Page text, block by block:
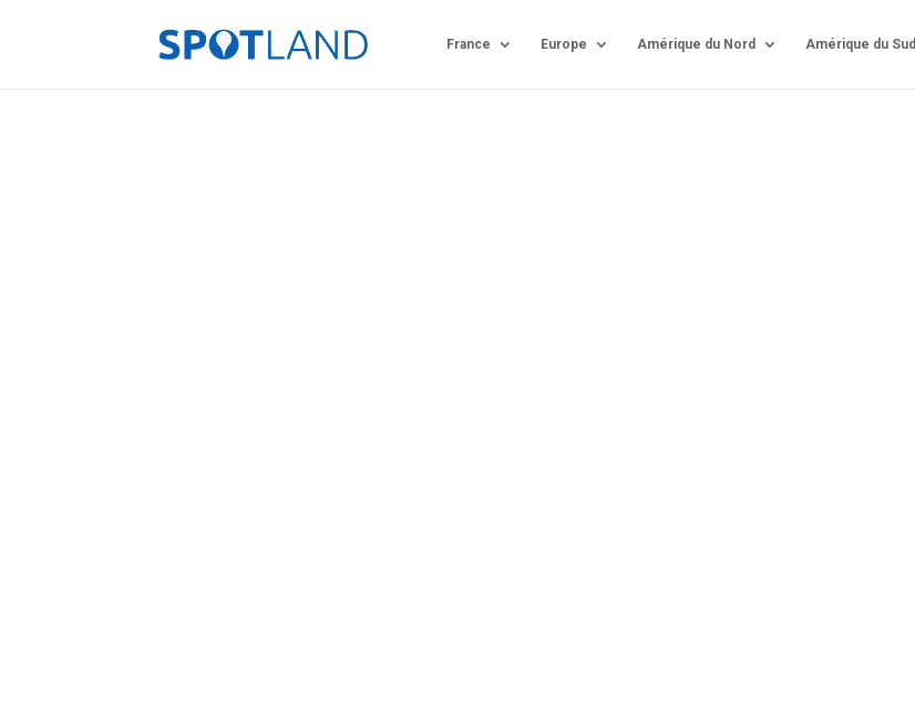
France Europe Amérique du Nord Amérique du Sud